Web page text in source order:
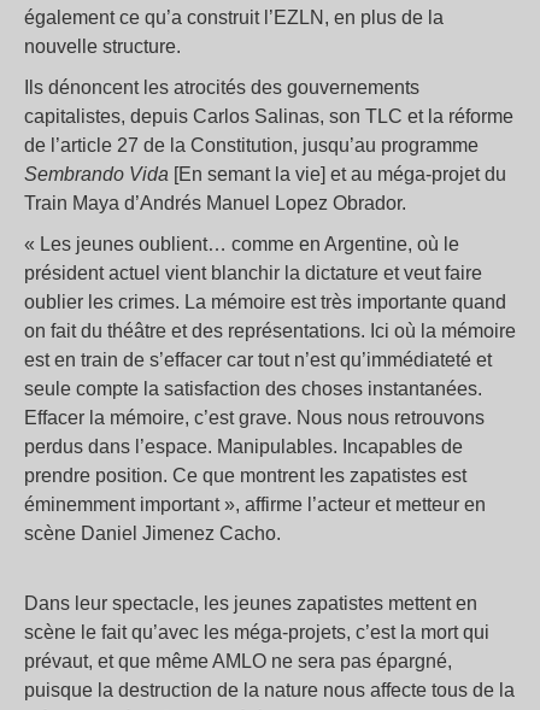
également ce qu’a construit l’EZLN, en plus de la
nouvelle structure.
Ils dénoncent les atrocités des gouvernements
capitalistes, depuis Carlos Salinas, son TLC et la réforme
de l’article 27 de la Constitution, jusqu’au programme
Sembrando Vida [En semant la vie] et au méga-projet du
Train Maya d’Andrés Manuel Lopez Obrador.
« Les jeunes oublient… comme en Argentine, où le
président actuel vient blanchir la dictature et veut faire
oublier les crimes. La mémoire est très importante quand
on fait du théâtre et des représentations. Ici où la mémoire
est en train de s’effacer car tout n’est qu’immédiateté et
seule compte la satisfaction des choses instantanées.
Effacer la mémoire, c’est grave. Nous nous retrouvons
perdus dans l’espace. Manipulables. Incapables de
prendre position. Ce que montrent les zapatistes est
éminemment important », affirme l’acteur et metteur en
scène Daniel Jimenez Cacho.
Dans leur spectacle, les jeunes zapatistes mettent en
scène le fait qu’avec les méga-projets, c’est la mort qui
prévaut, et que même AMLO ne sera pas épargné,
puisque la destruction de la nature nous affecte tous de la